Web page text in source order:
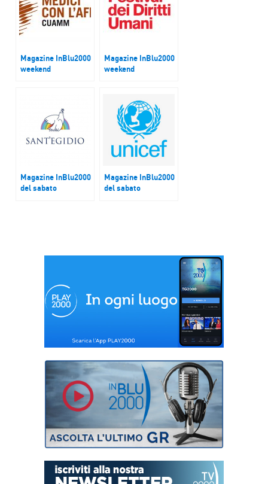
Magazine InBlu2000
weekend
combattere la
pandemia
Magazine InBlu2000
weekend
diritti umani
Magazine InBlu2000
del sabato
Magazine InBlu2000
del sabato